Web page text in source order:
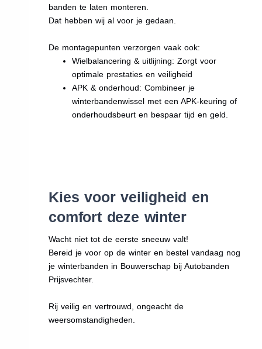
banden te laten monteren.
Dat hebben wij al voor je gedaan.
De montagepunten verzorgen vaak ook:
Wielbalancering & uitlijning: Zorgt voor
optimale prestaties en veiligheid
APK & onderhoud: Combineer je
winterbandenwissel met een APK-keuring of
onderhoudsbeurt en bespaar tijd en geld.
Kies voor veiligheid en
comfort deze winter
Wacht niet tot de eerste sneeuw valt!
Bereid je voor op de winter en bestel vandaag nog
je winterbanden in Bouwerschap bij Autobanden
Prijsvechter.
Rij veilig en vertrouwd, ongeacht de
weersomstandigheden.